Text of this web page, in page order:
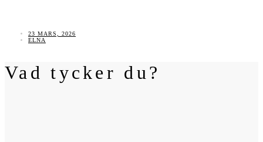
23 MARS, 2026
ELNA
Vad tycker du?